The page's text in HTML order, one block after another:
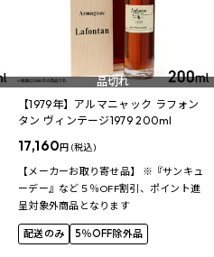
品切れ
【1979年】アルマニャック ラフォン
タン ヴィンテージ1979 200ml
17,160円 (税込)
【メーカーお取り寄せ品】 ※『サンキュ
ーデー』など５％OFF割引、ポイント進
呈対象外商品となります
配送のみ 5％OFF除外品